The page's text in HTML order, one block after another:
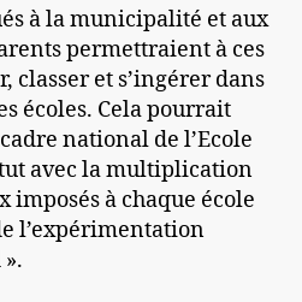
à la municipalité et aux
permettraient à ces
classer et s’ingérer dans
écoles. Cela pourrait
national de l’Ecole
avec la multiplication
à chaque école
l’expérimentation